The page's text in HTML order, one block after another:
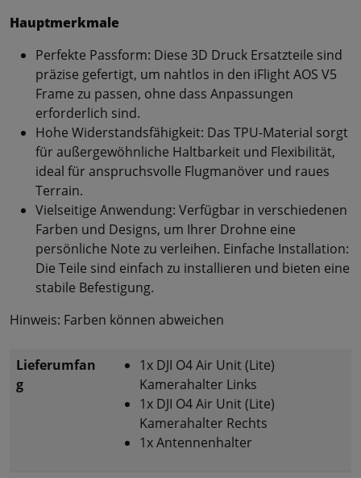
Hauptmerkmale
Perfekte Passform: Diese 3D Druck Ersatzteile sind
präzise gefertigt, um nahtlos in den iFlight AOS V5
Frame zu passen, ohne dass Anpassungen
erforderlich sind.
Hohe Widerstandsfähigkeit: Das TPU-Material sorgt
für außergewöhnliche Haltbarkeit und Flexibilität,
ideal für anspruchsvolle Flugmanöver und raues
Terrain.
Vielseitige Anwendung: Verfügbar in verschiedenen
Farben und Designs, um Ihrer Drohne eine
persönliche Note zu verleihen. Einfache Installation:
Die Teile sind einfach zu installieren und bieten eine
stabile Befestigung.
Hinweis: Farben können abweichen
Lieferumfan
g
1x DJI O4 Air Unit (Lite)
Kamerahalter Links
1x DJI O4 Air Unit (Lite)
Kamerahalter Rechts
1x Antennenhalter